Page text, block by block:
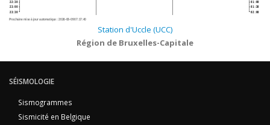
22:30
23:00
23:30
01:00
01:30
02:00
Prochaine mise à jour automatique :2026-08-09 07:17:40
Station d'Uccle (UCC)
Région de Bruxelles-Capitale
SÉISMOLOGIE
Sismogrammes
Sismicité en Belgique